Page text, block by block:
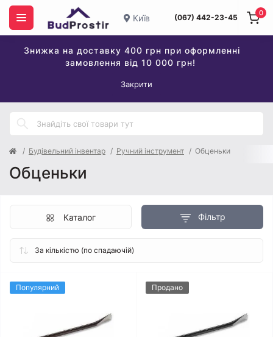
Київ (067) 442-23-45
Знижка на доставку 400 грн при оформленні
замовлення від 10 000 грн!
Закрити
0
Будівельний інвентар Ручний інструмент Обценьки
Обценьки
Фільтр
Каталог
Популярний Продано